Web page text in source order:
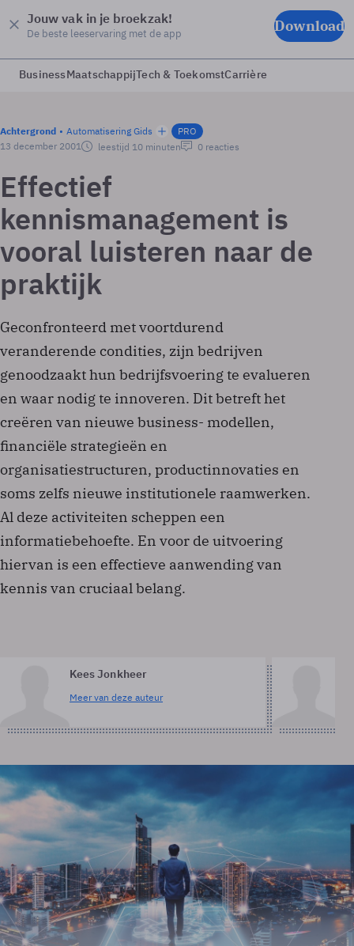
Jouw vak in je broekzak!
De beste leeservaring met de app Download
BusinessMaatschappijTech & ToekomstCarrière
Achtergrond Automatisering Gids
PRO
13 december 2001
leestijd 10 minuten 0 reacties
Effectief
kennismanagement is
vooral luisteren naar de
praktijk
Geconfronteerd met voortdurend
veranderende condities, zijn bedrijven
genoodzaakt hun bedrijfsvoering te evalueren
en waar nodig te innoveren. Dit betreft het
creëren van nieuwe business- modellen,
financiële strategieën en
organisatiestructuren, productinnovaties en
soms zelfs nieuwe institutionele raamwerken.
Al deze activiteiten scheppen een
informatiebehoefte. En voor de uitvoering
hiervan is een effectieve aanwending van
kennis van cruciaal belang.
Kees Jonkheer
Meer van deze auteur